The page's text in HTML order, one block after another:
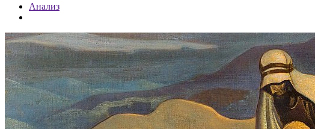
Анализ